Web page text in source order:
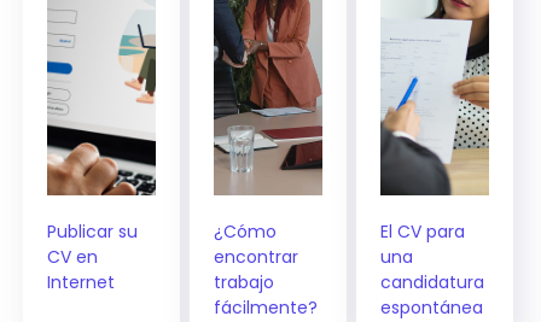
Publicar su
CV en
Internet
¿Cómo
encontrar
trabajo
fácilmente?
El CV para
una
candidatura
espontánea